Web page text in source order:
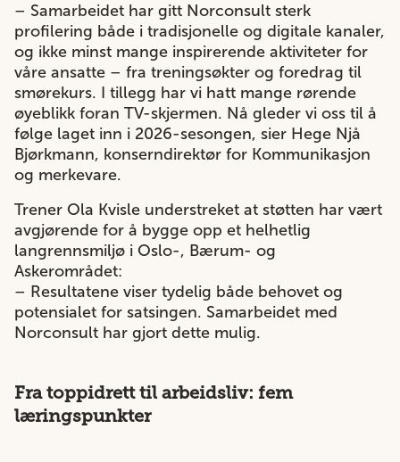
– Samarbeidet har gitt Norconsult sterk
profilering både i tradisjonelle og digitale kanaler,
og ikke minst mange inspirerende aktiviteter for
våre ansatte – fra treningsøkter og foredrag til
smørekurs. I tillegg har vi hatt mange rørende
øyeblikk foran TV-skjermen. Nå gleder vi oss til å
følge laget inn i 2026-sesongen, sier Hege Njå
Bjørkmann, konserndirektør for Kommunikasjon
og merkevare.
Trener Ola Kvisle understreket at støtten har vært
avgjørende for å bygge opp et helhetlig
langrennsmiljø i Oslo-, Bærum- og
Askerområdet:
– Resultatene viser tydelig både behovet og
potensialet for satsingen. Samarbeidet med
Norconsult har gjort dette mulig.
Fra toppidrett til arbeidsliv: fem
læringspunkter